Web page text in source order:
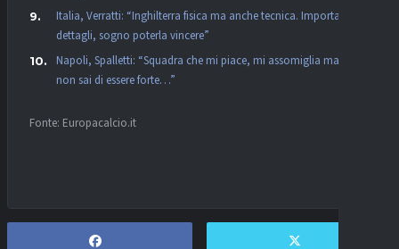
Italia, Verratti: “Inghilterra fisica ma anche tecnica. Importanti i
dettagli, sogno poterla vincere”
Napoli, Spalletti: “Squadra che mi piace, mi assomiglia ma se
non sai di essere forte…”
Fonte: Europacalcio.it